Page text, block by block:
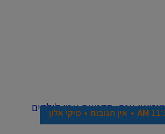
אין תגובות מיקי אלון